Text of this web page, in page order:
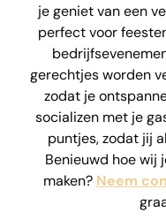
je geniet van een
perfect voor
gerechtjes worden
zodat je
socializen met je
puntjes, zodat jij
Benieuwd hoe wij
maken? Neem